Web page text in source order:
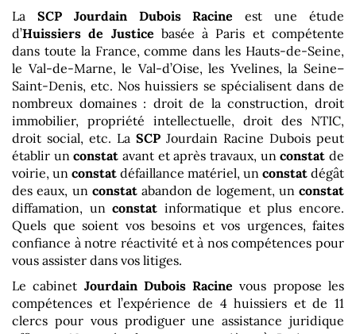
La SCP Jourdain Dubois Racine est une étude
d’Huissiers de Justice basée à Paris et compétente
dans toute la France, comme dans les Hauts-de-Seine,
le Val-de-Marne, le Val-d’Oise, les Yvelines, la Seine–
Saint-Denis, etc. Nos huissiers se spécialisent dans de
nombreux domaines : droit de la construction, droit
immobilier, propriété intellectuelle, droit des NTIC,
droit social, etc. La SCP Jourdain Racine Dubois peut
établir unconstat avant et après travaux, unconstat de
voirie, un constat défaillance matériel, un constat dégât
des eaux, un constatabandon de logement, un constat
diffamation, unconstat informatique et plus encore.
Quels que soient vos besoins et vos urgences, faites
confiance à notre réactivité et à nos compétences pour
vous assister dans vos litiges.
Le cabinet Jourdain Dubois Racine vous propose les
compétences et l’expérience de 4 huissiers et de 11
clercs pour vous prodiguer une assistance juridique